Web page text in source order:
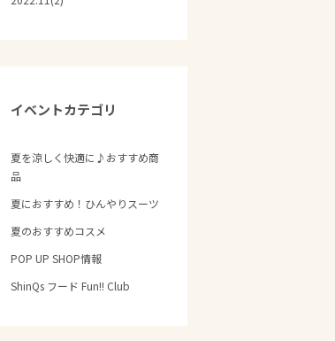
イベントカテゴリ
夏を涼しく快適に♪おすすめ商
品
夏におすすめ！ひんやりスーツ
夏のおすすめコスメ
POP UP SHOP情報
ShinQs フード Fun!! Club